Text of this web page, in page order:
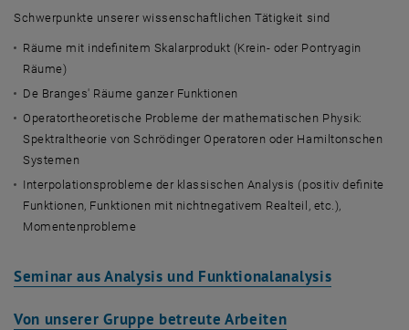
Schwerpunkte unserer wissenschaftlichen Tätigkeit sind
Räume mit indefinitem Skalarprodukt (Krein- oder Pontryagin
Räume)
De Branges' Räume ganzer Funktionen
Operatortheoretische Probleme der mathematischen Physik:
Spektraltheorie von Schrödinger Operatoren oder Hamiltonschen
Systemen
Interpolationsprobleme der klassischen Analysis (positiv definite
Funktionen, Funktionen mit nichtnegativem Realteil, etc.),
Momentenprobleme
Seminar aus Analysis und Funktionalanalysis
Von unserer Gruppe betreute Arbeiten